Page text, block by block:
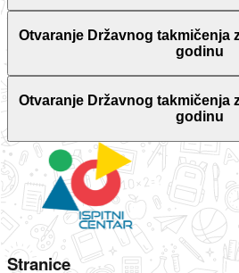
Otvaranje Državnog takmičenja
godinu
Otvaranje Državnog takmičenja
godinu
Stranice